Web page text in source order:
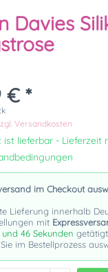
Davies
€ *
Versandkosten
ist lieferbar - Lieferzeit
im Checkout
Lieferung innerhalb
mit
45 Sekunden
im Bestellprozess